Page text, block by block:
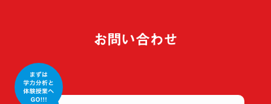
お問い合わせ